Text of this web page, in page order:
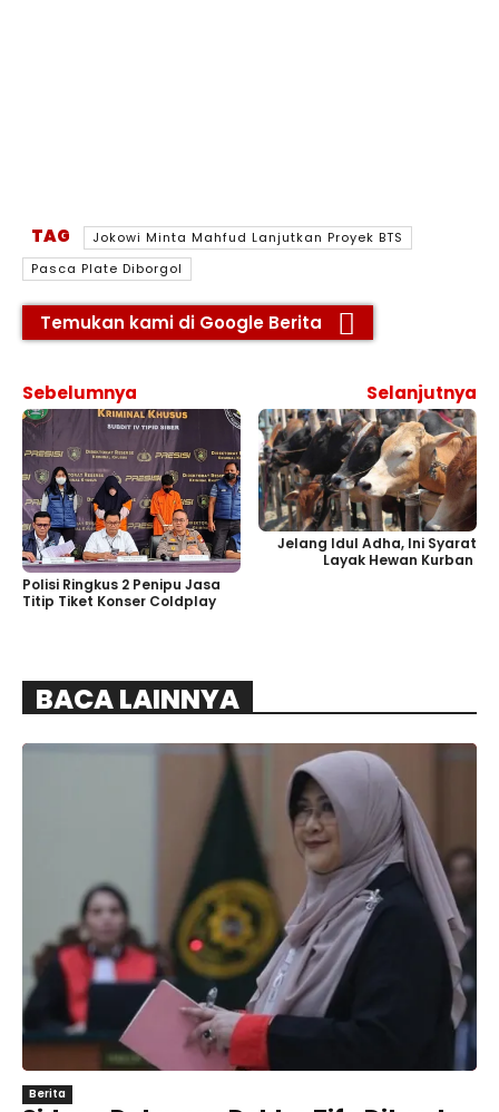
TAG
Jokowi Minta Mahfud Lanjutkan Proyek BTS
Pasca Plate Diborgol
Temukan kami di Google Berita
Sebelumnya
Polisi Ringkus 2 Penipu Jasa
Titip Tiket Konser Coldplay
Selanjutnya
Jelang Idul Adha, Ini Syarat
Layak Hewan Kurban
BACA LAINNYA
Berita